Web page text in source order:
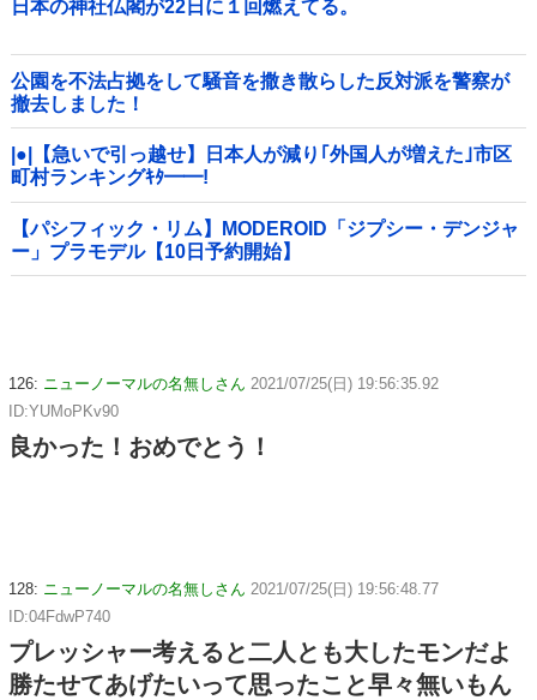
日本の神社仏閣が22日に１回燃えてる。
公園を不法占拠をして騒音を撒き散らした反対派を警察が
撤去しました！
|●|【急いで引っ越せ】日本人が減り｢外国人が増えた｣市区
町村ランキングｷﾀ━━!
【パシフィック・リム】MODEROID「ジプシー・デンジャ
ー」プラモデル【10日予約開始】
126: ニューノーマルの名無しさん 2021/07/25(日) 19:56:35.92
ID:YUMoPKv90
良かった！おめでとう！
128: ニューノーマルの名無しさん 2021/07/25(日) 19:56:48.77
ID:04FdwP740
プレッシャー考えると二人とも大したモンだよ
勝たせてあげたいって思ったこと早々無いもん